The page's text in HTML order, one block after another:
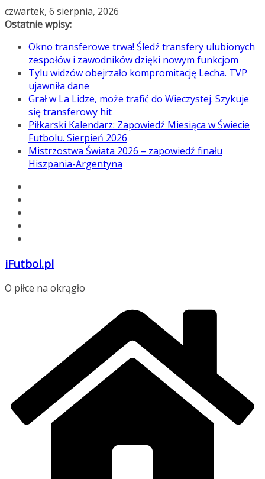
Przejdź
do
czwartek, 6 sierpnia, 2026
Ostatnie wpisy:
Okno transferowe trwa! Śledź transfery ulubionych
zespołów i zawodników dzięki nowym funkcjom
Tylu widzów obejrzało kompromitację Lecha. TVP
ujawniła dane
Grał w La Lidze, może trafić do Wieczystej. Szykuje
się transferowy hit
Piłkarski Kalendarz: Zapowiedź Miesiąca w Świecie
Futbolu. Sierpień 2026
Mistrzostwa Świata 2026 – zapowiedź finału
Hiszpania-Argentyna
iFutbol.pl
O piłce na okrągło